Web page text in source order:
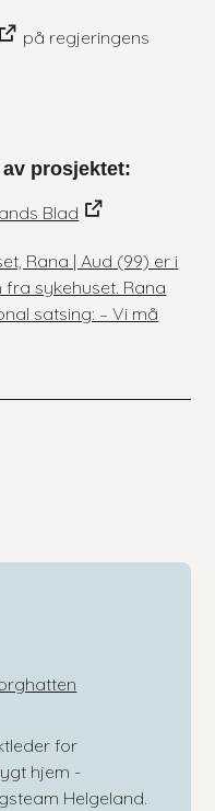
på regjeringens
prosjektet:
Blad
Rana | Aud (99) er i
sykehuset. Rana
satsing: – Vi må
for
hjem -
Helgeland.